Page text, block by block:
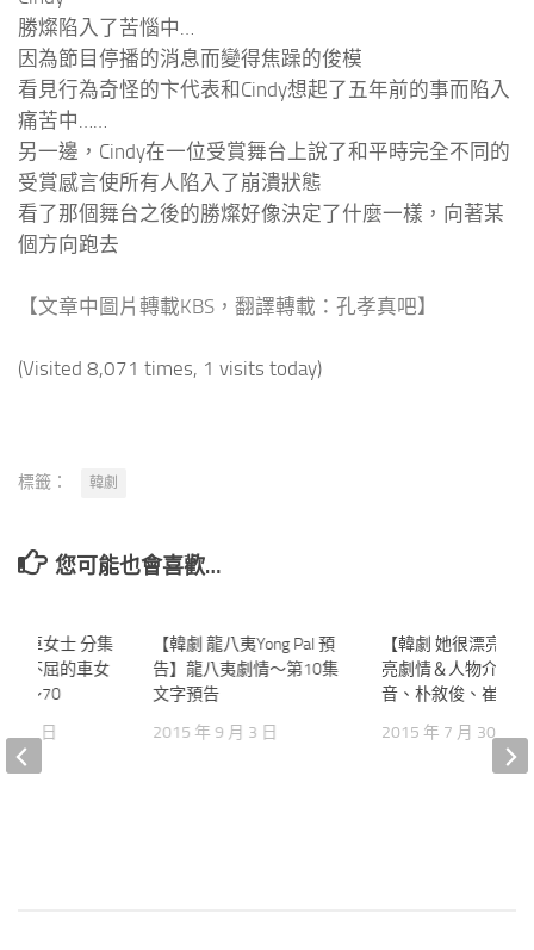
勝燦陷入了苦惱中…
因為節目停播的消息而變得焦躁的俊模
看見行為奇怪的卞代表和Cindy想起了五年前的事而陷入
痛苦中……
另一邊，Cindy在一位受賞舞台上說了和平時完全不同的
受賞感言使所有人陷入了崩潰狀態
看了那個舞台之後的勝燦好像決定了什麼一樣，向著某
個方向跑去
【文章中圖片轉載KBS，翻譯轉載：孔孝真吧】
(Visited 8,071 times, 1 visits today)
標籤： 韓劇
您可能也會喜歡…
【韓劇 龍八夷Yong Pal 預
告】龍八夷劇情～第10集
文字預告
2015 年 9 月 3 日
【韓劇 她很漂亮】
亮劇情＆人物介紹
音、朴敘俊、崔始源
2015 年 7 月 30 日
的車女士 分集
劇 不屈的車女
36～70
23 日